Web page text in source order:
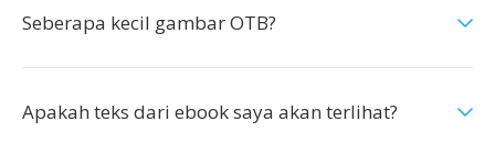
Seberapa kecil gambar OTB?
Apakah teks dari ebook saya akan terlihat?